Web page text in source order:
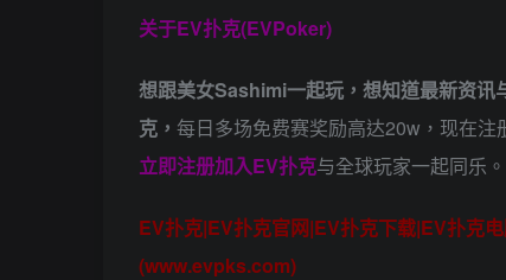
关于EV扑克(EVPoker)
想跟美女Sashimi一起玩， 想知道最新资讯
克， 每日多场免费赛奖励高达20w，现在注
立即注册加入EV扑克与全球玩家一起同乐。
EV扑克|EV扑克官网|EV扑克下载|EV扑克
(www.evpks.com)